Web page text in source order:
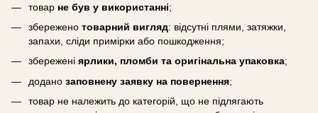
товар не був у використанні;
збережено товарний вигляд: відсутні плями, затяжки,
запахи, сліди примірки або пошкодження;
збережені ярлики, пломби та оригінальна упаковка;
додано заповнену заявку на повернення;
товар не належить до категорій, що не підлягають